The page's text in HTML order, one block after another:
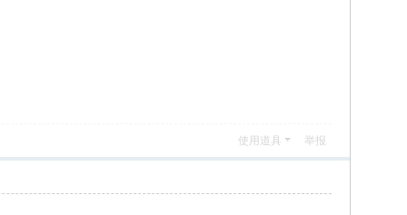
使用道具 举报